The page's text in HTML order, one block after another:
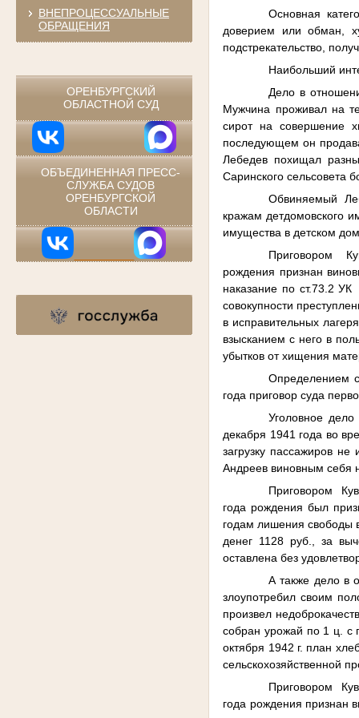
ВНЕПРОЦЕССУАЛЬНЫЕ
ОБРАЩЕНИЯ
ОРЕНБУРГСКИЙ
ОБЛАСТНОЙ СУД
ОБЪЕДИНЕННАЯ ПРЕСС-
СЛУЖБА СУДОВ
ОРЕНБУРГСКОЙ
ОБЛАСТИ
Основная
доверием или обман,
подстрекательство,
Наибольший
Дело в
Мужчина проживал на
сирот на совершение
последующем он
Лебедев похищал
Саринского сельсовета
Обвиняемый
кражам детдомовского
имущества в детском
Приговором
рождения признан
наказание по ст.73.2
совокупности
в исправительных
взысканием с него в
убытков от хищения
Определением
года приговор суда
Уголовное
декабря 1941 года во
загрузку пассажиров
Андреев виновным себя
Приговором
года рождения был
годам лишения свободы
денег 1128 руб., за
оставлена без
А также дело в
злоупотребил своим
произвел
собран урожай по 1 ц. с
октября 1942 г. план
сельскохозяйственной
Приговором
года рождения признан